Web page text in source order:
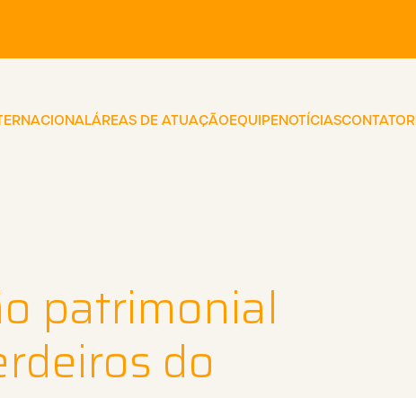
A
ÁREAS DE ATUAÇÃOEQUIPENOTÍCIASCONTATO
patrimonial
do